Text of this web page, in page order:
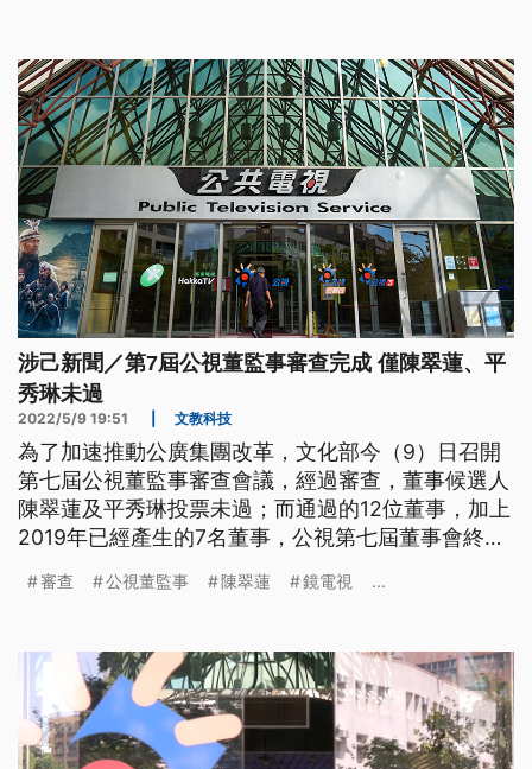
涉己新聞／第7屆公視董監事審查完成 僅陳翠蓮、平
秀琳未過
2022/5/9 19:51 文教科技
為了加速推動公廣集團改革，文化部今（9）日召開
第七屆公視董監事審查會議，經過審查，董事候選人
陳翠蓮及平秀琳投票未過；而通過的12位董事，加上
2019年已經產生的7名董事，公視第七屆董事會終於
審查 公視董監事 陳翠蓮 鏡電視 ...